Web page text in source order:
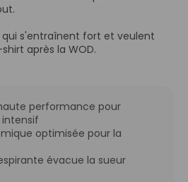
qui s'entraînent fort et veulent
après la WOD.
performance pour
optimisée pour la
évacue la sueur